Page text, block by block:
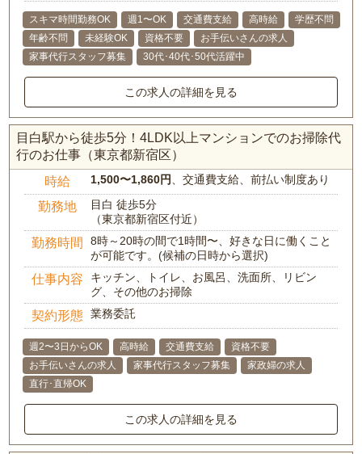
スキマ時間勤務OK 週1〜OK 交通費支給 高時給
学歴不問
年齢不問
未経験OK 資格不要
お手伝いさんの求人
家事代行スタッフ募集
30代･40代･50代活躍中
この求人の詳細を見る
目白駅から徒歩5分！4LDK以上マンションでのお掃除代
行のお仕事（東京都新宿区）
時給 1,500〜1,860円 、交通費支給、前払い制度あり
勤務地
目白 徒歩5分
（東京都新宿区付近）
勤務時間
8時～20時の間で1時間〜、好きな日に働くこと
が可能です。(候補の日時から選択)
仕事内容
キッチン、トイレ、お風呂、洗面所、リビン
グ、その他のお掃除
契約形態 業務委託
週2〜3日からOK 高時給 交通費支給
資格不要
お手伝いさんの求人
家事代行スタッフ募集
家政婦の求人
直行･直帰OK
この求人の詳細を見る